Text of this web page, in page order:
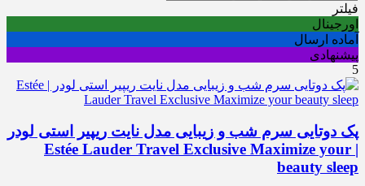
فیلتر
اورجینال
آماده ارسال
پیشنهادی
5
پک دوتایی سرم شب و زیبایی مدل نایت ریپیر استی لودر
| Estée Lauder Travel Exclusive Maximize your
beauty sleep